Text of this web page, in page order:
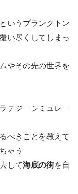
いうプランクトン
い尽くしてしまっ
やその先の世界を
テジーシミュレー
べきことを教えて
ゃう
して海底の街を自